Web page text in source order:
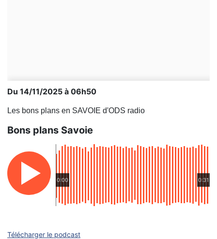
Du 14/11/2025 à 06h50
Les bons plans en SAVOIE d'ODS radio
Bons plans Savoie
0:00 0:31
Télécharger le podcast